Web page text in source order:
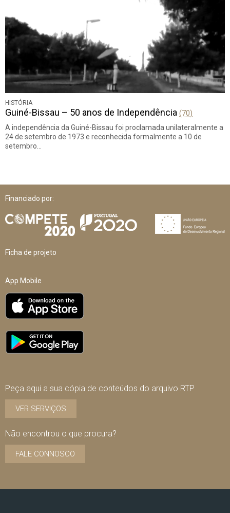
HISTÓRIA
Guiné-Bissau – 50 anos de Independência (70)
A independência da Guiné-Bissau foi proclamada unilateralmente a
24 de setembro de 1973 e reconhecida formalmente a 10 de
setembro…
Financiado por:
Ficha de projeto
App Mobile
Peça aqui a sua cópia de conteúdos do arquivo RTP
VER SERVIÇOS
Não encontrou o que procura?
FALE CONNOSCO